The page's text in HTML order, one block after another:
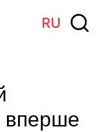
RU
вперше